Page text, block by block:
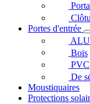
Portes d'entrée
ALU
Bois
PVC
De
Moustiquaires
Protections